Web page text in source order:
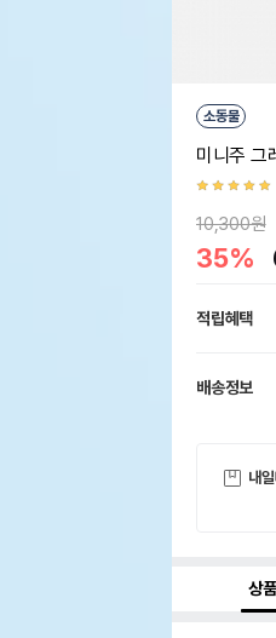
소동물
미니주 그
10,300원
35%
적립혜택
배송정보
내
상